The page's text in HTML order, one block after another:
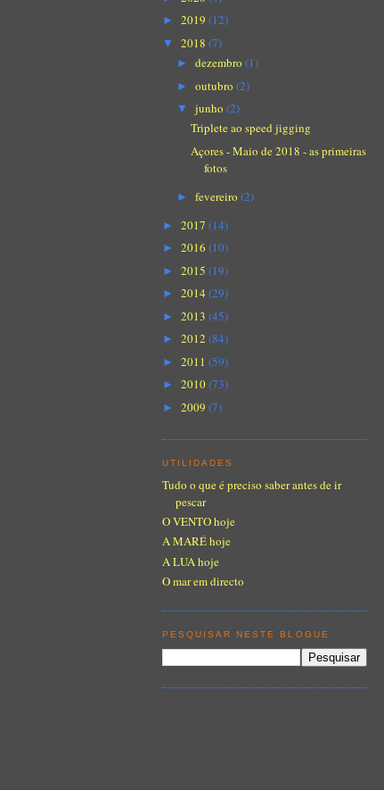
► 2019 (12)
▼ 2018 (7)
► dezembro (1)
► outubro (2)
▼ junho (2)
Triplete ao speed jigging
Açores - Maio de 2018 - as primeiras
fotos
► fevereiro (2)
► 2017 (14)
► 2016 (10)
► 2015 (19)
► 2014 (29)
► 2013 (45)
► 2012 (84)
► 2011 (59)
► 2010(73)
► 2009 (7)
UTILIDADES
Tudo o que é preciso saber antes de ir
pescar
O VENTO hoje
A MARÉ hoje
A LUA hoje
O mar em directo
PESQUISAR NESTE BLOGUE